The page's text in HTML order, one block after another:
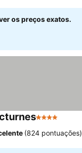
os preços exatos.
4 Estrelas
(824 pontuações)